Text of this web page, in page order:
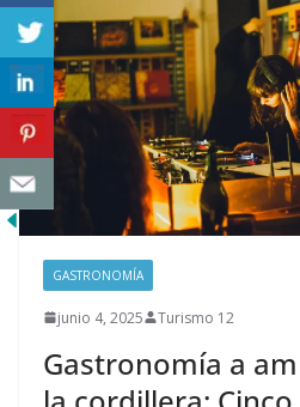
GASTRONOMÍA
junio 4, 2025 Turismo 12
Gastronomía a